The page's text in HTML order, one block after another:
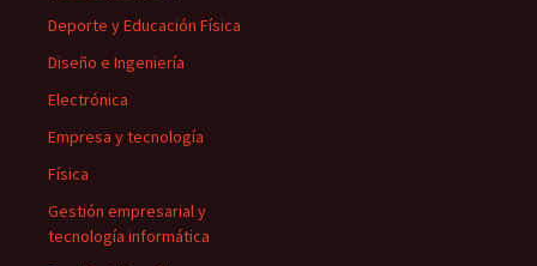
Deporte y Educación Física
Diseño e Ingeniería
Electrónica
Empresa y tecnología
Física
Gestión empresarial y
tecnología informática